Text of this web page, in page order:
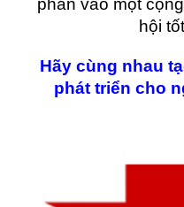
phần vào một
hội
Hãy cùng nhau
phát triển cho